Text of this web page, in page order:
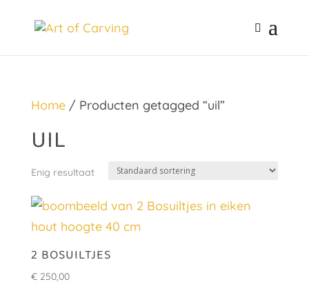
Home/ Producten getagged “uil”
UIL
Enig resultaat
2 BOSUILTJES
€250,00